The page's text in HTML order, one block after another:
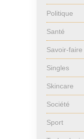
Politique
Santé
Savoir-faire
Singles
Skincare
Société
Sport